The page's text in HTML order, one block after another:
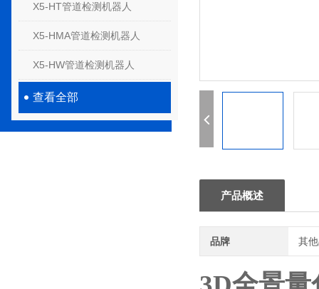
X5-HT管道检测机器人
X5-HMA管道检测机器人
X5-HW管道检测机器人
查看全部
产品概述
品牌 其